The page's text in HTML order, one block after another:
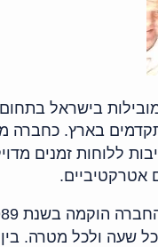
בישראל בתחום
בארץ. כחברה
ללוחות זמנים
אטרקטיביים.
שלוחות בכל הארץ. ניתן להזמין
שעה ולכל מטרה.